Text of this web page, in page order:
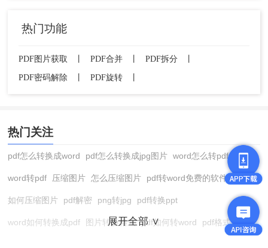
热门功能
PDF图片获取 PDF合并 PDF拆分
PDF密码解除
PDF旋转
热门关注
pdf怎么转换成word pdf怎么转换成jpg图片 word怎么转pdf
word转pdf 压缩图片 怎么压缩图片 pdf转word免费的软件
如何压缩图片 pdf解密 png转jpg pdf转换ppt
word如何转换成pdf 图片转换格式 pdf如何转word pdf格式转换
展开全部 ∨